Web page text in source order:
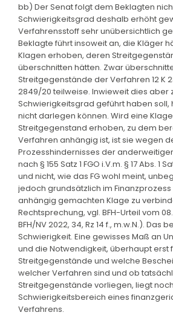
bb) Der Senat folgt dem Beklagten
Schwierigkeitsgrad deshalb erhöht
Verfahrensstoff sehr unübersichtlich
Beklagte führt insoweit an, die Kläger
Klagen erhoben, deren
überschnitten hätten. Zwar
Streitgegenstände der Verfahren 12 K
2849/20 teilweise. Inwieweit dies aber
Schwierigkeitsgrad geführt haben soll,
nicht darlegen können. Wird eine
Streitgegenstand erhoben, zu dem
Verfahren anhängig ist, ist sie wegen
Prozesshindernisses der
nach § 155 Satz 1 FGO i.V.m. § 17 Abs. 1
und nicht, wie das FG wohl meint,
jedoch grundsätzlich im
anhängig gemachten Klage zu
Rechtsprechung, vgl. BFH-Urteil vom
BFH/NV 2022, 34, Rz 14 f., m.w.N.). Das
Schwierigkeit. Eine gewisses Maß an
und die Notwendigkeit, überhaupt erst
Streitgegenstände und welche
welcher Verfahren sind und ob
Streitgegenstände vorliegen, liegt
Schwierigkeitsbereich eines
Verfahrens.